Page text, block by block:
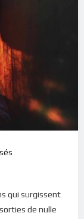
qui surgissent
de nulle